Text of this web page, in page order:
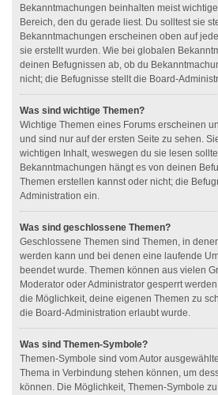
Bekanntmachungen beinhalten meist
Bereich, den du gerade liest. Du solltest sie
Bekanntmachungen erscheinen oben auf
sie erstellt wurden. Wie bei globalen
deinen Befugnissen ab, ob du
nicht; die Befugnisse stellt die Board-
Was sind wichtige Themen?
Wichtige Themen eines Forums erscheinen
und sind nur auf der ersten Seite zu sehen.
wichtigen Inhalt, weswegen du sie lesen
Bekanntmachungen hängt es von deinen
Themen erstellen kannst oder nicht; die
Administration ein.
Was sind geschlossene Themen?
Geschlossene Themen sind Themen, in
werden kann und bei denen eine laufende
beendet wurde. Themen können aus vielen
Moderator oder Administrator gesperrt
die Möglichkeit, deine eigenen Themen zu
die Board-Administration erlaubt wurde.
Was sind Themen-Symbole?
Themen-Symbole sind vom Autor
Thema in Verbindung stehen können, um
können. Die Möglichkeit, Themen-Symbole